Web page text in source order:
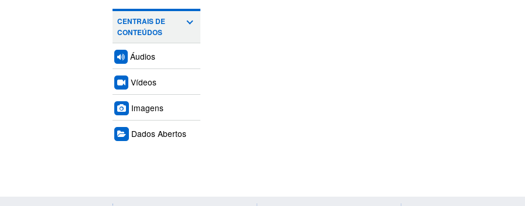
CENTRAIS DE
CONTEÚDOS
Áudios
Vídeos
Imagens
Dados Abertos